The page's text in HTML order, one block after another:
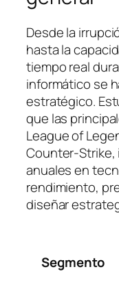
Desde la
hasta la
tiempo real
informático se
estratégico.
que las
League of
Counter-Strike,
anuales en
rendimiento,
diseñar
Segmento